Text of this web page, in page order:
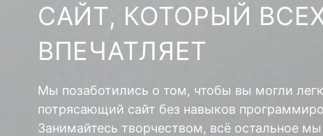
САЙТ, КОТОРЫЙ
ВПЕЧАТЛЯЕТ
Мы позаботились о том, чтобы вы могли
потрясающий сайт без навыков
Занимайтесь творчеством, всё остальное